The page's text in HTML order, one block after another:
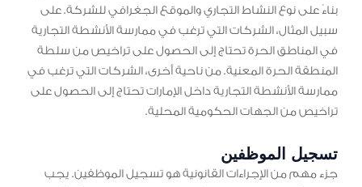
بناءً على نوع النشاط التجاري والموقع الجغرافي للشركة. على
سبيل المثال، الشركات التي ترغب في ممارسة الأنشطة التجارية
في المناطق الحرة تحتاج إلى الحصول على تراخيص من سلطة
المنطقة الحرة المعنية. من ناحية أخرى، الشركات التي ترغب في
ممارسة الأنشطة التجارية داخل الإمارات تحتاج إلى الحصول على
تراخيص من الجهات الحكومية المحلية.
تسجيل الموظفين
جزء مهم من الإجراءات القانونية هو تسجيل الموظفين. يجب